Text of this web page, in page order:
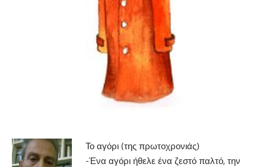
Το αγόρι (της πρωτοχρονιάς)
-Ένα αγόρι ήθελε ένα ζεστό παλτό, την